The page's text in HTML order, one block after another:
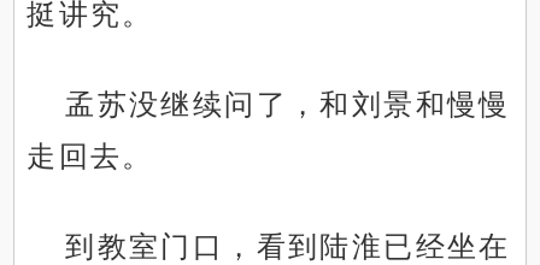
挺讲究。
孟苏没继续问了，和刘景和慢慢
走回去。
到教室门口，看到陆淮已经坐在